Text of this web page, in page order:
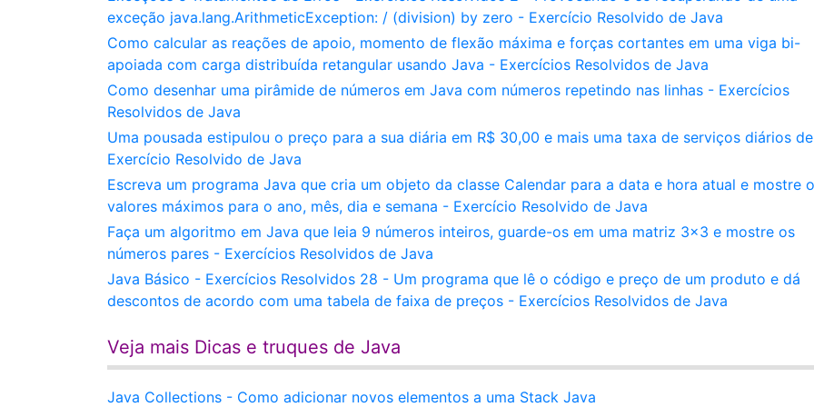
exceção java.lang.ArithmeticException: / (division) by zero - Exercício Resolvido de Java
Como calcular as reações de apoio, momento de flexão máxima e forças cortantes em uma viga bi-
apoiada com carga distribuída retangular usando Java - Exercícios Resolvidos de Java
Como desenhar uma pirâmide de números em Java com números repetindo nas linhas - Exercícios
Resolvidos de Java
Uma pousada estipulou o preço para a sua diária em R$ 30,00 e mais uma taxa de serviços diários
Exercício Resolvido de Java
Escreva um programa Java que cria um objeto da classe Calendar para a data e hora atual e mostre
valores máximos para o ano, mês, dia e semana - Exercício Resolvido de Java
Faça um algoritmo em Java que leia 9 números inteiros, guarde-os em uma matriz 3x3 e mostre os
números pares - Exercícios Resolvidos de Java
Java Básico - Exercícios Resolvidos 28 - Um programa que lê o código e preço de um produto e dá
descontos de acordo com uma tabela de faixa de preços - Exercícios Resolvidos de Java
Veja mais Dicas e truques de Java
Java Collections - Como adicionar novos elementos a uma Stack Java